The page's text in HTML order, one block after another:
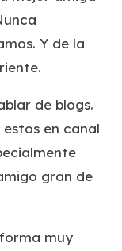
Y de la
de blogs.
en canal
gran de
muy